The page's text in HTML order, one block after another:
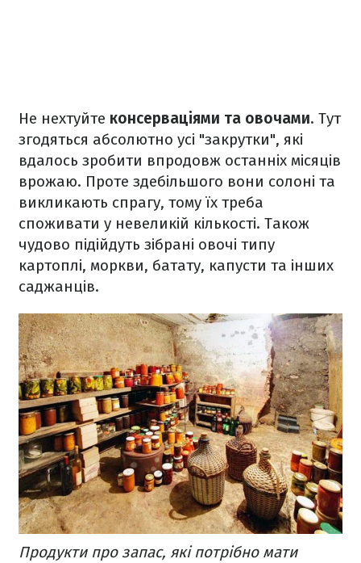
Не нехтуйте консерваціями та овочами. Тут
згодяться абсолютно усі "закрутки", які
вдалось зробити впродовж останніх місяців
врожаю. Проте здебільшого вони солоні та
викликають спрагу, тому їх треба
споживати у невеликій кількості. Також
чудово підійдуть зібрані овочі типу
картоплі, моркви, батату, капусти та інших
саджанців.
Продукти про запас, які потрібно мати